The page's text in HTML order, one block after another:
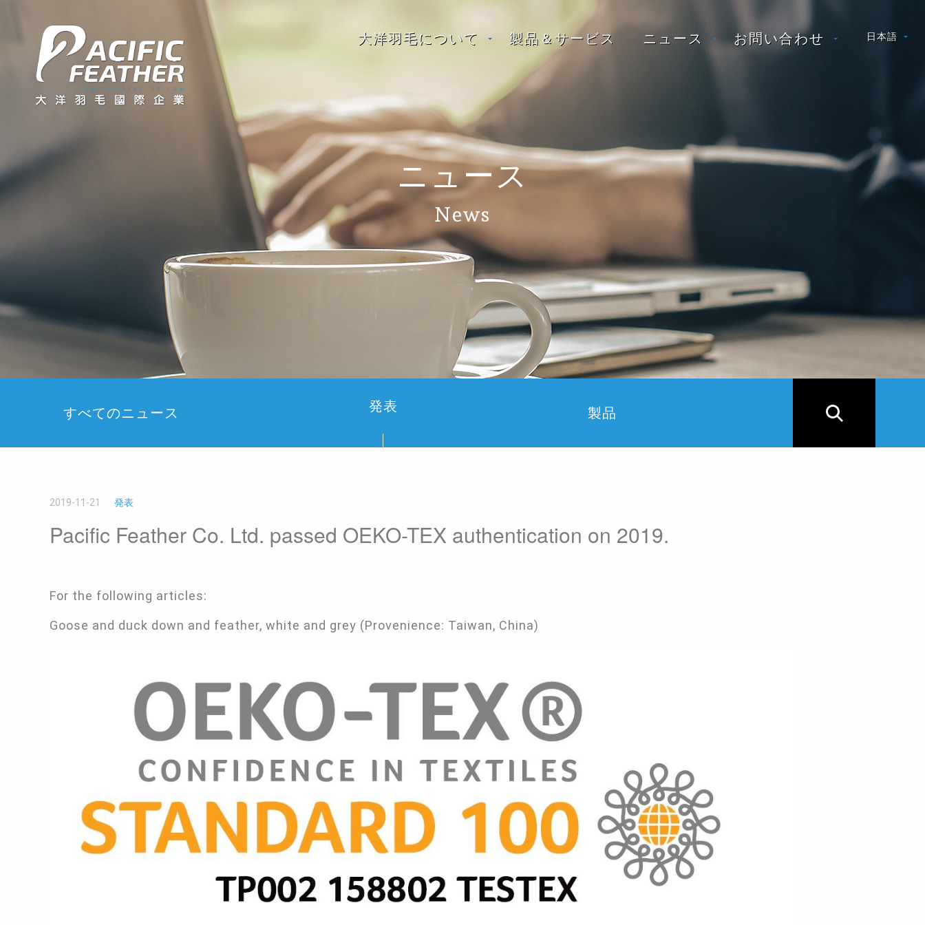
大洋羽毛について 製品＆サービス ニュース お問い合わせ 日本語
ニュース
News
すべてのニュース 発表 製品
2019-11-21 発表
Pacific Feather Co. Ltd. passed OEKO-TEX authentication on 2019.
For the following articles:
Goose and duck down and feather, white and grey (Provenience: Taiwan, China)